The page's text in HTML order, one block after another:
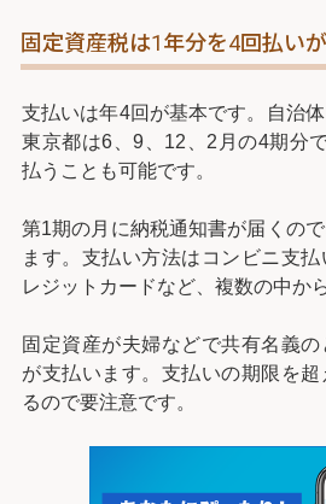
固定資産税は1年分を4回払い
支払いは年4回が基本です。自治体
東京都は6、9、12、2月の4期分
払うことも可能です。
第1期の月に納税通知書が届くの
ます。支払い方法はコンビニ支
レジットカードなど、複数の中か
固定資産が夫婦などで共有名義
が支払います。支払いの期限を
るので要注意です。